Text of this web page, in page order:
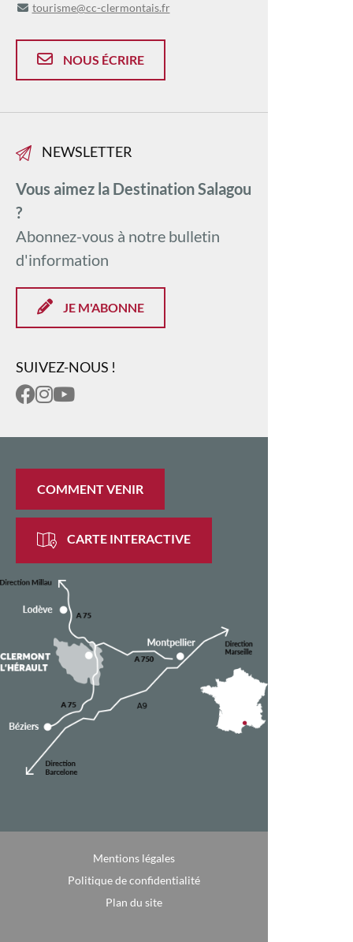
tourisme@cc-clermontais.fr
NOUS ÉCRIRE
NEWSLETTER
Vous aimez la Destination Salagou
?
Abonnez-vous à notre bulletin
d'information
JE M'ABONNE
SUIVEZ-NOUS !
COMMENT VENIR
CARTE INTERACTIVE
Mentions légales
Politique de confidentialité
Plan du site